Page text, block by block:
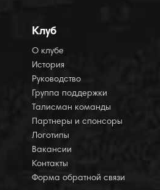
Клуб
О клубе
История
Руководство
Группа поддержки
Талисман команды
Партнеры и спонсоры
Логотипы
Вакансии
Контакты
Форма обратной связи